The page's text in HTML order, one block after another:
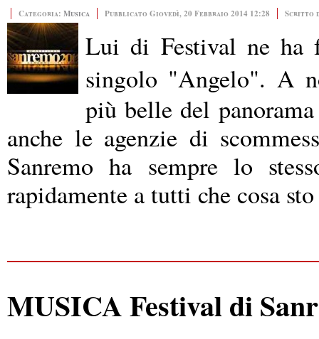
Categoria: Musica Pubblicato Giovedì, 20 Febbraio 2014 12:28 Scritto
Lui di Festival ne
singolo "Angelo".A
più belle del
anche le agenzie di
Sanremo ha sempre lo
rapidamente a tutti che cosa
MUSICA Festival di